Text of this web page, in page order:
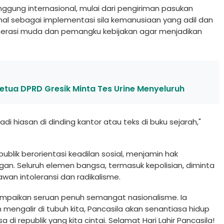
internasional, mulai dari pengiriman pasukan
sebagai implementasi sila kemanusiaan yang adil dan
muda dan pemangku kebijakan agar menjadikan
DPRD Gresik Minta Tes Urine Menyeluruh
hiasan di dinding kantor atau teks di buku sejarah,"
berorientasi keadilan sosial, menjamin hak
Seluruh elemen bangsa, termasuk kepolisian, diminta
intoleransi dan radikalisme.
seruan penuh semangat nasionalisme. Ia
di tubuh kita, Pancasila akan senantiasa hidup
republik yang kita cintai. Selamat Hari Lahir Pancasila!